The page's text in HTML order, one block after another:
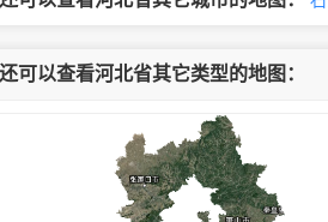
可以查看河北省其它类型的地图：